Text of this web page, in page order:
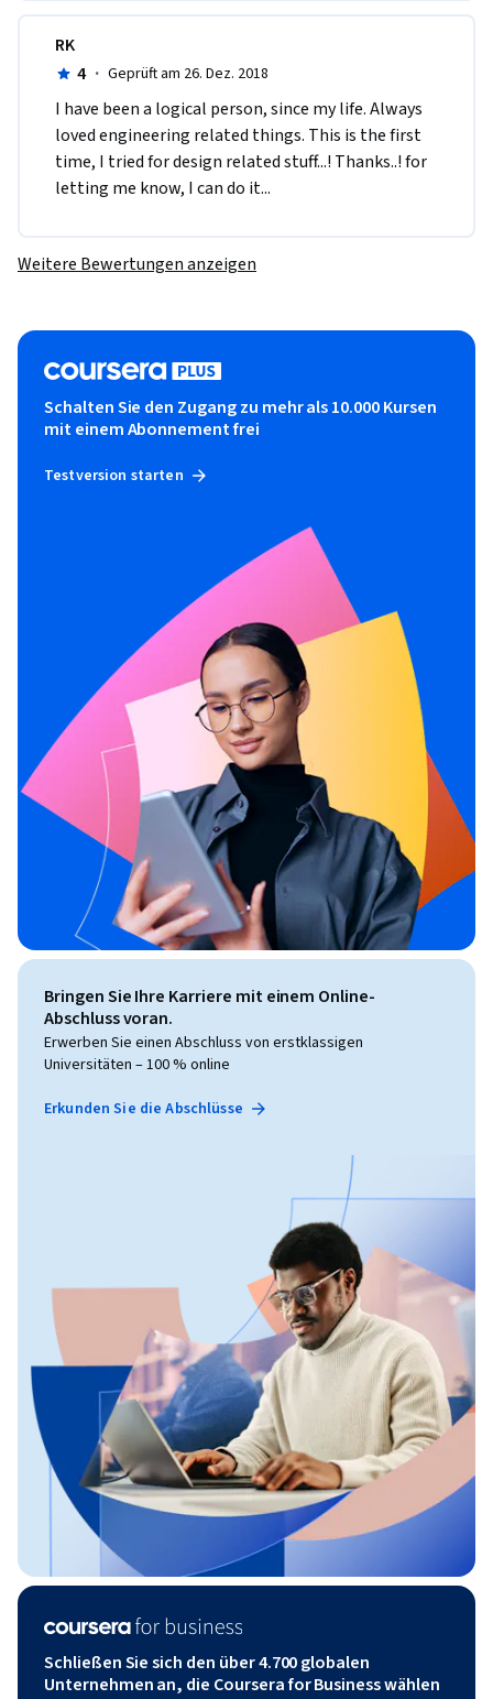
RK
4 · Geprüft am 26. Dez. 2018
I have been a logical person, since my life. Always
loved engineering related things. This is the first
time, I tried for design related stuff...! Thanks..! for
letting me know, I can do it...
Weitere Bewertungen anzeigen
Schalten Sie den Zugang zu mehr als 10.000 Kursen
mit einem Abonnement frei
Testversion starten
Bringen Sie Ihre Karriere mit einem Online-
Abschluss voran.
Erwerben Sie einen Abschluss von erstklassigen
Universitäten – 100 % online
Erkunden Sie die Abschlüsse
Schließen Sie sich den über 4.700 globalen
Unternehmen an, die Coursera for Business wählen